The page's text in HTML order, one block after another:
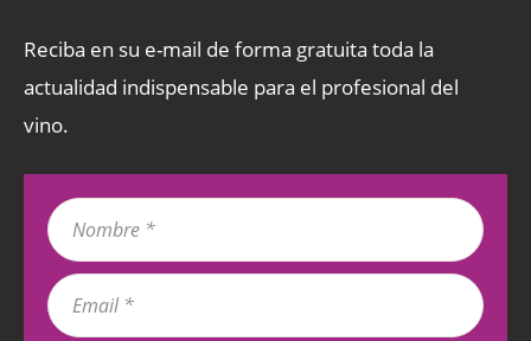
Reciba en su e-mail de forma gratuita toda la
actualidad indispensable para el profesional del
vino.